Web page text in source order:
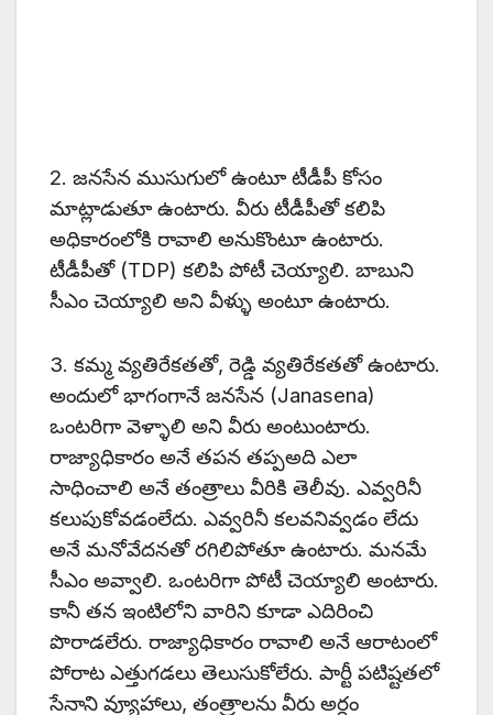
2. జనసేన ముసుగులో ఉంటూ టీడీపీ కోసం
మాట్లాడుతూ ఉంటారు. వీరు టీడీపీతో కలిపి
అధికారంలోకి రావాలి అనుకొంటూ ఉంటారు.
టీడీపీతో (TDP) కలిపి పోటీ చెయ్యాలి. బాబుని
సీఎం చెయ్యాలి అని వీళ్ళు అంటూ ఉంటారు.
3. కమ్మ వ్యతిరేకతతో, రెడ్డి వ్యతిరేకతతో ఉంటారు.
అందులో భాగంగానే జనసేన (Janasena)
ఒంటరిగా వెళ్ళాలి అని వీరు అంటుంటారు.
రాజ్యాధికారం అనే తపన తప్పఅది ఎలా
సాధించాలి అనే తంత్రాలు వీరికి తెలీవు. ఎవ్వరినీ
కలుపుకోవడంలేదు. ఎవ్వరినీ కలవనివ్వడం లేదు
అనే మనోవేదనతో రగిలిపోతూ ఉంటారు. మనమే
సీఎం అవ్వాలి. ఒంటరిగా పోటీ చెయ్యాలి అంటారు.
కానీ తన ఇంటిలోని వారిని కూడా ఎదిరించి
పొరాడలేరు. రాజ్యాధికారం రావాలి అనే ఆరాటంలో
పోరాట ఎత్తుగడలు తెలుసుకోలేరు. పార్టీ పటిష్టతలో
సేనాని వ్యూహాలు, తంత్రాలను వీరు అర్ధం